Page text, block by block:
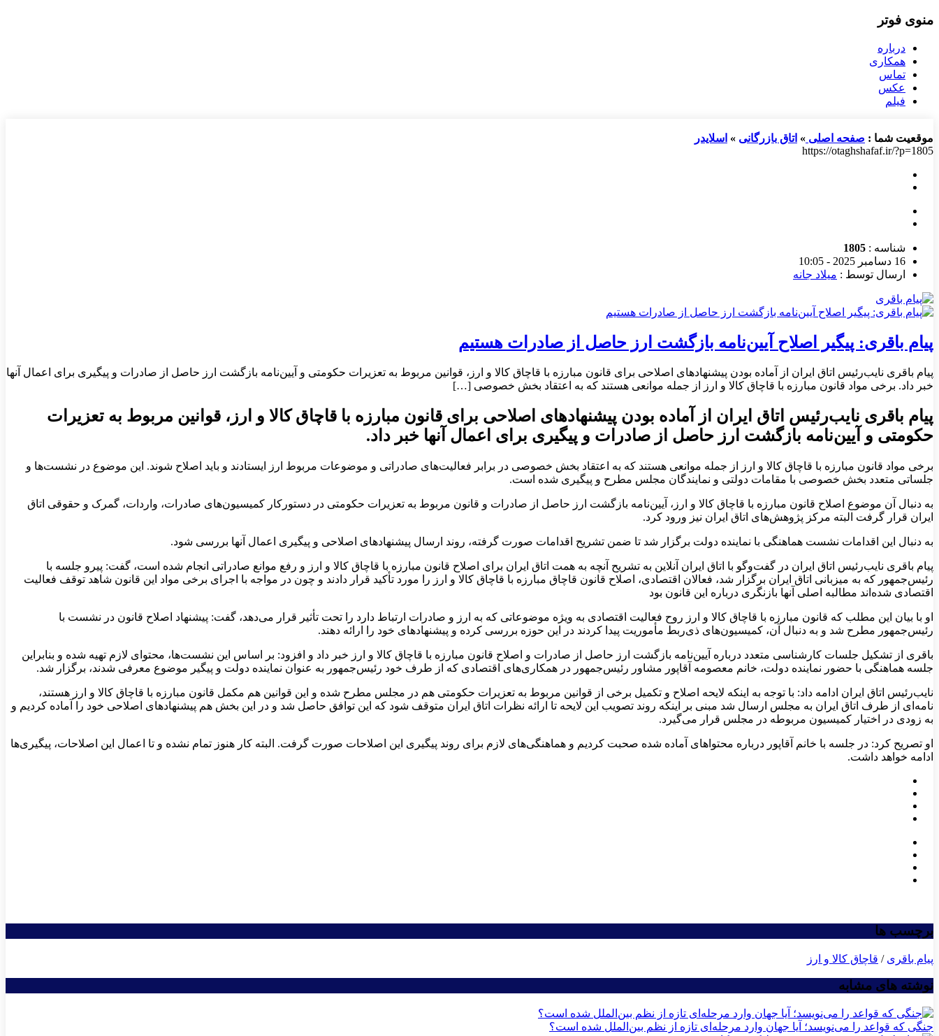
منوی فوتر
درباره
همکاری
تماس
عکس
فیلم
موقعیت شما : صفحه اصلی » اتاق بازرگانی » اسلایدر
https://otaghshafaf.ir/?p=1805
شناسه : 1805
16 دسامبر 2025 - 10:05
ارسال توسط : میلاد جانه
پیام باقری: پیگیر اصلاح آیین‌نامه بازگشت ارز حاصل از صادرات هستیم
پیام باقری نایب‌رئیس اتاق ایران از آماده بودن پیشنهادهای اصلاحی برای قانون مبارزه با قاچاق کالا و ارز، قوانین مربوط به تعزیرات حکومتی و آیین‌نامه بازگشت ارز حاصل از صادرات و پیگیری برای اعمال آنها
خبر داد. برخی مواد قانون مبارزه با قاچاق کالا و ارز از جمله موانعی هستند که به اعتقاد بخش خصوصی […]
پیام باقری نایب‌رئیس اتاق ایران از آماده بودن پیشنهادهای اصلاحی برای قانون مبارزه با قاچاق کالا و ارز، قوانین مربوط به تعزیرات
حکومتی و آیین‌نامه بازگشت ارز حاصل از صادرات و پیگیری برای اعمال آنها خبر داد.
برخی مواد قانون مبارزه با قاچاق کالا و ارز از جمله موانعی هستند که به اعتقاد بخش خصوصی در برابر فعالیت‌های صادراتی و موضوعات مربوط ارز ایستادند و باید اصلاح شوند. این موضوع در نشست‌ها و
جلساتی متعدد بخش خصوصی با مقامات دولتی و نمایندگان مجلس مطرح و پیگیری شده است.
به دنبال آن موضوع اصلاح قانون مبارزه با قاچاق کالا و ارز، آیین‌نامه بازگشت ارز حاصل از صادرات و قانون مربوط به تعزیرات حکومتی در دستورکار کمیسیون‌های صادرات، واردات، گمرک و حقوقی اتاق
ایران قرار گرفت البته مرکز پژوهش‌های اتاق ایران نیز ورود کرد.
به دنبال این اقدامات نشست هماهنگی با نماینده دولت برگزار شد تا ضمن تشریح اقدامات صورت گرفته، روند ارسال پیشنهادهای اصلاحی و پیگیری اعمال آنها بررسی شود.
پیام باقری نایب‌رئیس اتاق ایران در گفت‌وگو با اتاق ایران آنلاین به تشریح آنچه به همت اتاق ایران برای اصلاح قانون مبارزه با قاچاق کالا و ارز و رفع موانع صادراتی انجام شده است، گفت: پیرو جلسه با
رئیس‌جمهور که به میزبانی اتاق ایران برگزار شد، فعالان اقتصادی، اصلاح قانون قاچاق مبارزه با قاچاق کالا و ارز را مورد تأکید قرار دادند و چون در مواجه با اجرای برخی مواد این قانون شاهد توقف فعالیت
اقتصادی شده‌اند مطالبه اصلی آنها بازنگری درباره این قانون بود
او با بیان این مطلب که قانون مبارزه با قاچاق کالا و ارز روح فعالیت اقتصادی به ویژه موضوعاتی که به ارز و صادرات ارتباط دارد را تحت تأثیر قرار می‌دهد، گفت: پیشنهاد اصلاح قانون در نشست با
رئیس‌جمهور مطرح شد و به دنبال آن، کمیسیون‌های ذی‌ربط مأموریت پیدا کردند در این حوزه بررسی کرده و پیشنهادهای خود را ارائه دهند.
باقری از تشکیل جلسات کارشناسی متعدد درباره آیین‌نامه بازگشت ارز حاصل از صادرات و اصلاح قانون مبارزه با قاچاق کالا و ارز خبر داد و افزود: بر اساس این نشست‌ها، محتوای لازم تهیه شده و بنابراین
جلسه هماهنگی با حضور نماینده دولت، خانم معصومه آقاپور مشاور رئیس‌جمهور در همکاری‌های اقتصادی که از طرف خود رئیس‌جمهور به عنوان نماینده دولت و پیگیر موضوع معرفی شدند، برگزار شد.
نایب‌رئیس اتاق ایران ادامه داد: با توجه به اینکه لایحه اصلاح و تکمیل برخی از قوانین مربوط به تعزیرات حکومتی هم در مجلس مطرح شده و این قوانین هم مکمل قانون مبارزه با قاچاق کالا و ارز هستند،
نامه‌ای از طرف اتاق ایران به مجلس ارسال شد مبنی بر اینکه روند تصویب این لایحه تا ارائه نظرات اتاق ایران متوقف شود که این توافق حاصل شد و در این بخش هم پیشنهادهای اصلاحی خود را آماده کردیم و
به زودی در اختیار کمیسیون مربوطه در مجلس قرار می‌گیرد.
او تصریح کرد: در جلسه با خانم آقاپور درباره محتواهای آماده شده صحبت کردیم و هماهنگی‌های لازم برای روند پیگیری این اصلاحات صورت گرفت. البته کار هنوز تمام نشده و تا اعمال این اصلاحات، پیگیری‌ها
ادامه خواهد داشت.
برچسب ها
پیام باقری / قاچاق کالا و ارز
نوشته های مشابه
جنگی که قواعد را می‌نویسد؛ آیا جهان وارد مرحله‌ای تازه از نظم بین‌الملل شده است؟